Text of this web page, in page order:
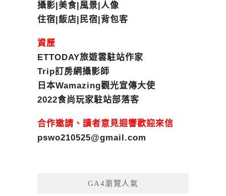
攝影|美食|風景|人像
住宿|飯店|民宿|背包客
資歷
ETTODAY旅遊雲駐站作家
Trip訂房網攝影師
日本Wamazing觀光宣傳大使
2022食尚玩家駐站部落客
合作邀請、讀者意見迴響歡迎來信
pswo210525@gmail.com
GA4瀏覽人氣